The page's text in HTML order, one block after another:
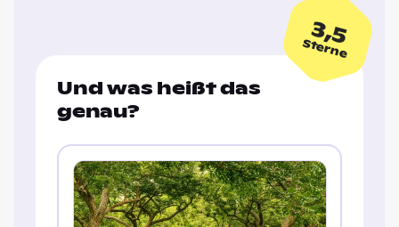
3,5
Sterne
Und was heißt das
genau?